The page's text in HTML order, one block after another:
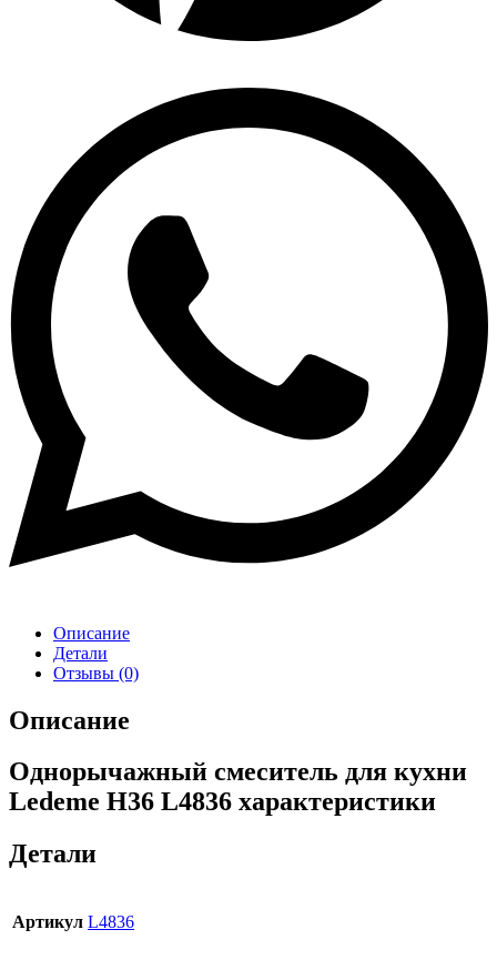
Описание
Детали
Отзывы (0)
Описание
Однорычажный смеситель для кухни
Ledeme H36 L4836 характеристики
Детали
Артикул L4836